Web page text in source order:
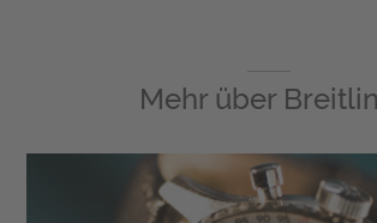
Mehr über